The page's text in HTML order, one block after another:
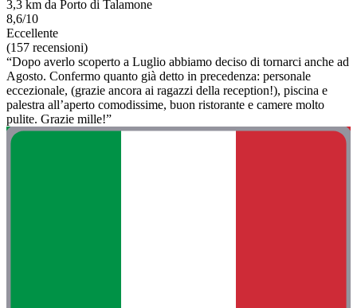
3,3 km da Porto di Talamone
8,6/10
Eccellente
(157 recensioni)
“Dopo averlo scoperto a Luglio abbiamo deciso di tornarci anche ad
Agosto. Confermo quanto già detto in precedenza: personale
eccezionale, (grazie ancora ai ragazzi della reception!), piscina e
palestra all’aperto comodissime, buon ristorante e camere molto
pulite. Grazie mille!”